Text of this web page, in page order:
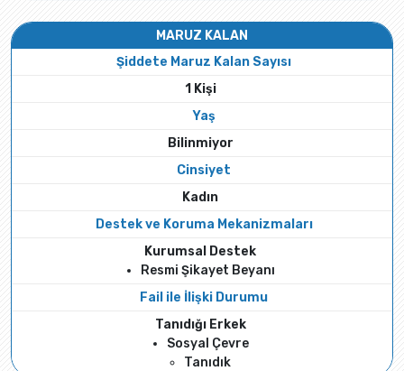
MARUZ KALAN
Şiddete Maruz Kalan Sayısı
1 Kişi
Yaş
Bilinmiyor
Cinsiyet
Kadın
Destek ve Koruma Mekanizmaları
Kurumsal Destek
Resmi Şikayet Beyanı
Fail ile İlişki Durumu
Tanıdığı Erkek
Sosyal Çevre
Tanıdık